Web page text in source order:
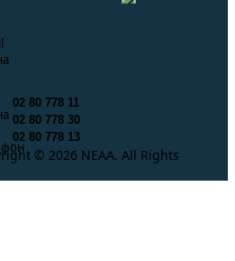
02 80 778 11
02 80 778 30
02 80 778 13
© 2026 NEAA. All Rights